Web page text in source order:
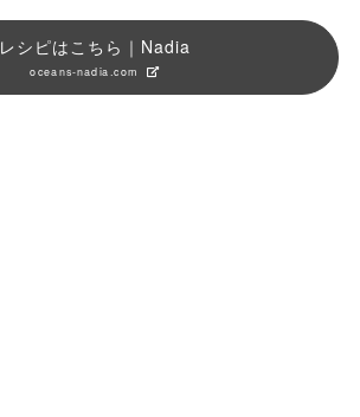
レシピはこちら｜Nadia
oceans-nadia.com